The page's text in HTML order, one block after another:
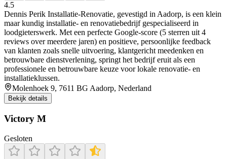
4.5
Dennis Perik Installatie‑Renovatie, gevestigd in Aadorp, is een klein
maar kundig installatie- en renovatiebedrijf gespecialiseerd in
loodgieterswerk. Met een perfecte Google‑score (5 sterren uit 4
reviews over meerdere jaren) en positieve, persoonlijke feedback
van klanten zoals snelle uitvoering, klantgericht meedenken en
betrouwbare dienstverlening, springt het bedrijf eruit als een
professionele en betrouwbare keuze voor lokale renovatie- en
installatieklussen.
Molenhoek 9, 7611 BG Aadorp, Nederland
Bekijk details
Victory M
Gesloten